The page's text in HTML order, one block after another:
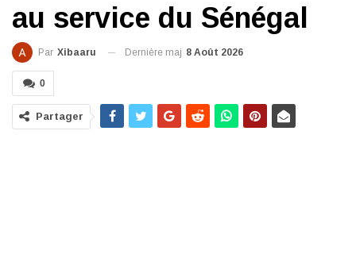
au service du Sénégal
Par Xibaaru Dernière maj 8 Août 2026
0
Partager